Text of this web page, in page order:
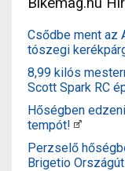
Csődbe ment az
tószegi
8,99 kilós
Scott Spark RC
Hőségben
tempót!
Perzselő
Brigetio